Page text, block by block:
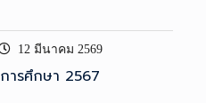
12 มีนาคม 2569
ารศึกษา 2567